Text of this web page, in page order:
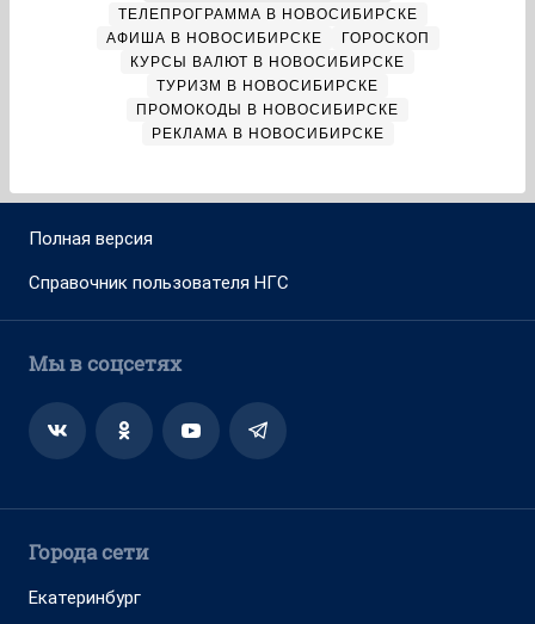
ТЕЛЕПРОГРАММА В НОВОСИБИРСКЕ
АФИША В НОВОСИБИРСКЕ
ГОРОСКОП
КУРСЫ ВАЛЮТ В НОВОСИБИРСКЕ
ТУРИЗМ В НОВОСИБИРСКЕ
ПРОМОКОДЫ В НОВОСИБИРСКЕ
РЕКЛАМА В НОВОСИБИРСКЕ
Полная версия
Справочник пользователя НГС
Мы в соцсетях
Города сети
Екатеринбург